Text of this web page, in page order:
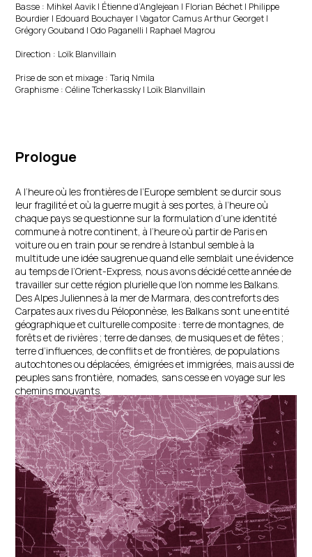
Basse : Mihkel Aavik | Étienne d’Anglejean | Florian Béchet | Philippe
Bourdier | Edouard Bouchayer | Vagator Camus Arthur Georget |
Grégory Gouband | Odo Paganelli | Raphael Magrou
Direction : Loïk Blanvillain
Prise de son et mixage : Tariq Nmila
Graphisme : Céline Tcherkassky | Loïk Blanvillain
Prologue
A l’heure où les frontières de l’Europe semblent se durcir sous
leur fragilité et où la guerre mugit à ses portes, à l’heure où
chaque pays se questionne sur la formulation d’une identité
commune à notre continent, à l’heure où partir de Paris en
voiture ou en train pour se rendre à Istanbul semble à la
multitude une idée saugrenue quand elle semblait une évidence
au temps de l’Orient-Express, nous avons décidé cette année de
travailler sur cette région plurielle que l’on nomme les Balkans.
Des Alpes Juliennes à la mer de Marmara, des contreforts des
Carpates aux rives du Péloponnèse, les Balkans sont une entité
géographique et culturelle composite : terre de montagnes, de
forêts et de rivières ; terre de danses, de musiques et de fêtes ;
terre d’influences, de conflits et de frontières, de populations
autochtones ou déplacées, émigrées et immigrées, mais aussi de
peuples sans frontière, nomades, sans cesse en voyage sur les
chemins mouvants.
Nous vous proposons donc ce soir un voyage à la lisière orientale
de l’Europe. Une lisière comme une frange aux intérêts
successifs des plus grandes puissances de leurs époques, une «
zone », permettant de garder ses distances tout en s’assurant
de protéger son palais. La Grèce, Rome, Byzance, Venise, l’empire
Ottoman puis l’empire Austro-Hongrois, la Russie Soviétique face
à l’Organisation Atlantique, l’Union Européenne face à l’Union
Européenne. Toutes ces puissances ont laissé leurs marques,
leurs vestiges, leurs manières de vivre. De cette multitude
d’influences différentes et parfois contradictoires, les peuples
des Balkans nourrissent des langues variées, s’alimentant entre-